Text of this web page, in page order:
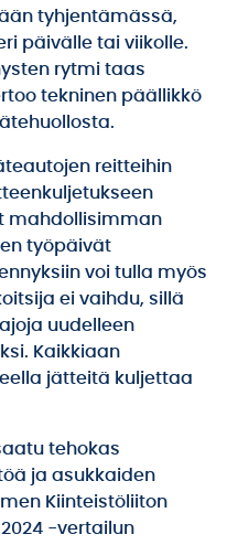
tyhjentämässä,
päivälle tai viikolle.
rytmi taas
tekninen päällikkö
reitteihin
mahdollisimman
työpäivät
voi tulla myös
ei vaihdu, sillä
uudelleen
Kaikkiaan
jätteitä kuljettaa
tehokas
ja asukkaiden
Kiinteistöliiton
-vertailun